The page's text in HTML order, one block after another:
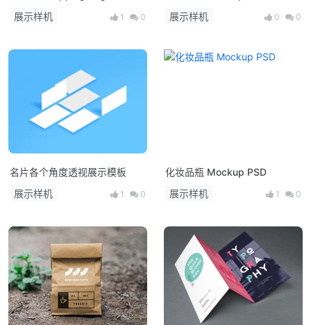
Mockup PSD
展示样机 1 0 展示样机 0 0
名片各个角度透视展示模板
展示样机
1 0
化妆品瓶 Mockup PSD
展示样机
1 0